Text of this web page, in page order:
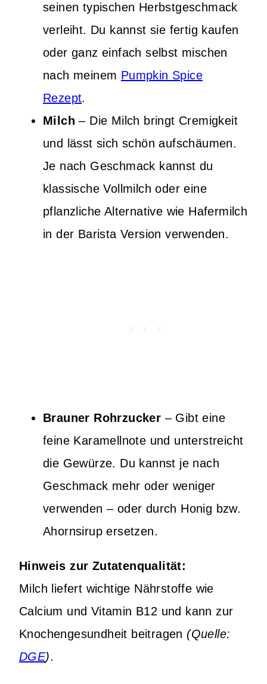
seinen typischen Herbstgeschmack
verleiht. Du kannst sie fertig kaufen
oder ganz einfach selbst mischen
nach meinem Pumpkin Spice
Rezept.
Milch – Die Milch bringt Cremigkeit
und lässt sich schön aufschäumen.
Je nach Geschmack kannst du
klassische Vollmilch oder eine
pflanzliche Alternative wie Hafermilch
in der Barista Version verwenden.
Brauner Rohrzucker – Gibt eine
feine Karamellnote und unterstreicht
die Gewürze. Du kannst je nach
Geschmack mehr oder weniger
verwenden – oder durch Honig bzw.
Ahornsirup ersetzen.
Hinweis zur Zutatenqualität:
Milch liefert wichtige Nährstoffe wie
Calcium und Vitamin B12 und kann zur
Knochengesundheit beitragen (Quelle:
DGE).